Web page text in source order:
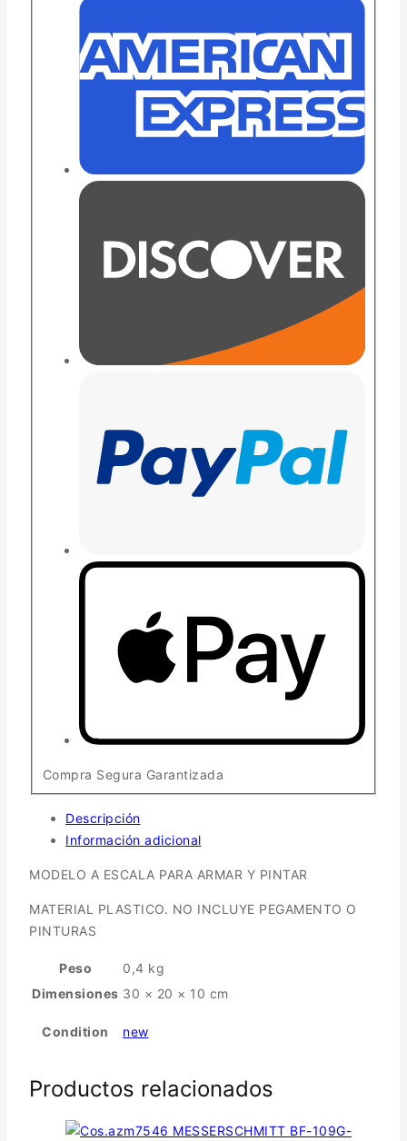
Compra Segura Garantizada
Descripción
Información adicional
MODELO A ESCALA PARA ARMAR Y PINTAR
MATERIAL PLASTICO. NO INCLUYE PEGAMENTO O
PINTURAS
Peso
0,4 kg
Dimensiones 30 × 20 × 10 cm
Condition new
Productos relacionados